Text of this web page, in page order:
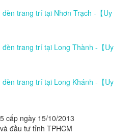
trang trí tại Nhơn Trạch -【Uy
trang trí tại Long Thành -【Uy
trang trí tại Long Khánh -【Uy
cấp ngày 15/10/2013
đầu tư tỉnh TPHCM